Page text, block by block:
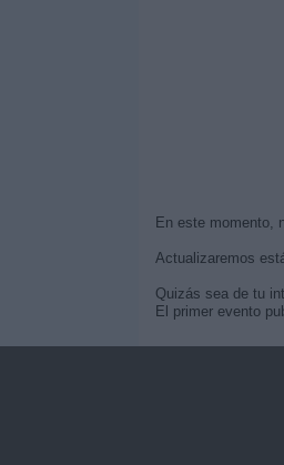
En este momento,
Actualizaremos
Quizás sea de tu
El primer evento